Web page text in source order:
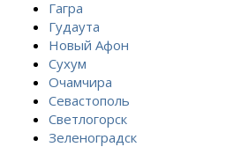
Гагра
Гудаута
Новый Афон
Сухум
Очамчира
Севастополь
Светлогорск
Зеленоградск